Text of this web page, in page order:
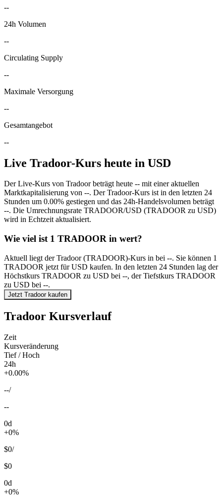
--
24h Volumen
--
Circulating Supply
--
Maximale Versorgung
--
Gesamtangebot
--
Live Tradoor-Kurs heute in USD
Der Live-Kurs von Tradoor beträgt heute -- mit einer aktuellen
Marktkapitalisierung von --. Der Tradoor-Kurs ist in den letzten 24
Stunden um 0.00% gestiegen und das 24h-Handelsvolumen beträgt
--. Die Umrechnungsrate TRADOOR/USD (TRADOOR zu USD)
wird in Echtzeit aktualisiert.
Wie viel ist 1 TRADOOR in wert?
Aktuell liegt der Tradoor (TRADOOR)-Kurs in bei --. Sie können 1
TRADOOR jetzt für USD kaufen. In den letzten 24 Stunden lag der
Höchstkurs TRADOOR zu USD bei --, der Tiefstkurs TRADOOR
zu USD bei --.
Jetzt Tradoor kaufen
Tradoor Kursverlauf
Zeit
Kursveränderung
Tief / Hoch
24h
+0.00%
--/
--
0d
+0%
$0/
$0
0d
+0%